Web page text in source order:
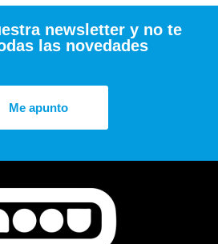
newsletter y no te
las novedades
Me apunto